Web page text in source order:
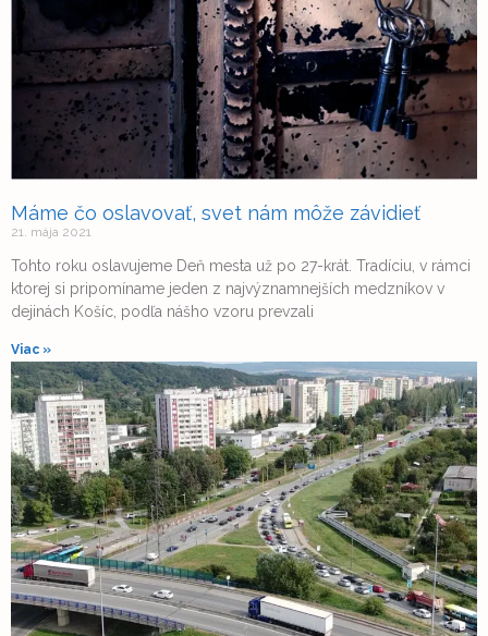
Máme čo oslavovať, svet nám môže závidieť
21. mája 2021
Tohto roku oslavujeme Deň mesta už po 27-krát. Tradíciu, v rámci
ktorej si pripomíname jeden z najvýznamnejších medzníkov v
dejinách Košíc, podľa nášho vzoru prevzali
Viac »